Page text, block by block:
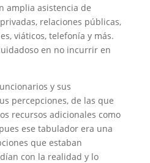
amplia asistencia de
relaciones públicas,
viáticos, telefonía y más.
en no incurrir en
y sus
percepciones, de las que
recursos adicionales como
ese tabulador era una
que estaban
con la realidad y lo